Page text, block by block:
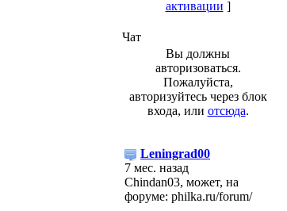
активации ]
Чат
Вы должны
авторизоваться.
Пожалуйста,
авторизуйтесь через блок
входа, или отсюда.
Leningrad00
7 мес. назад
Chindan03, может, на
форуме: philka.ru/forum/